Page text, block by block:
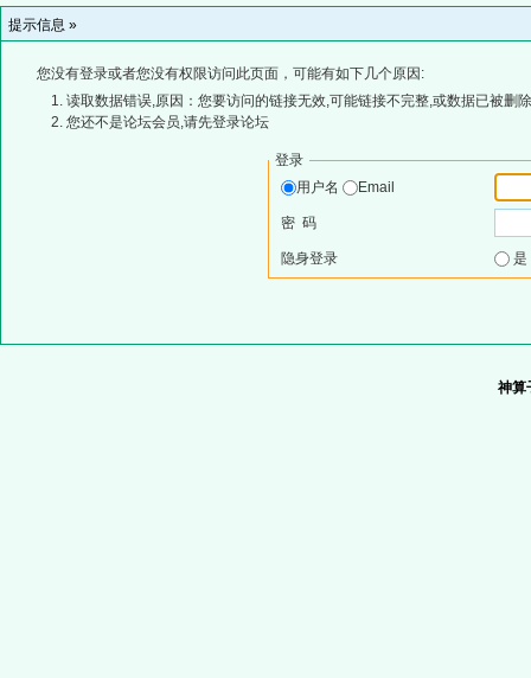
提示信息 »
您没有登录或者您没有权限访问此页面，可能有如下几个原因:
读取数据错误,原因：您要访问的链接无效,可能链接不完整,或数据已被删
您还不是论坛会员,请先登录论坛
登录
用户名
Email
密 码
隐身登录
神算